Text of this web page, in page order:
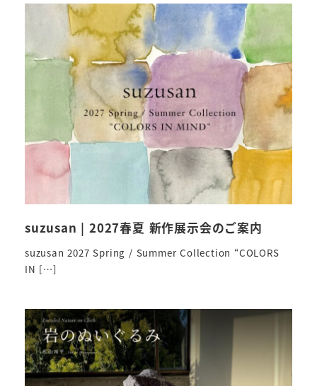
suzusan | 2027春夏 新作展示会のご案内
suzusan 2027 Spring / Summer Collection “COLORS
IN […]